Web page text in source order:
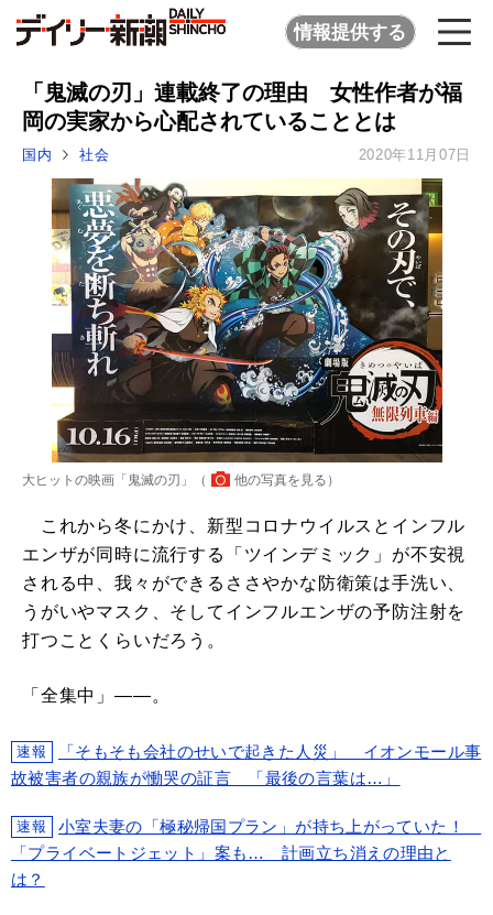
情報提供する
「鬼滅の刃」連載終了の理由 女性作者が福
岡の実家から心配されていることとは
国内 社会 2020年11月07日
大ヒットの映画「鬼滅の刃」（ 他の写真を見る ）
これから冬にかけ、新型コロナウイルスとインフル
エンザが同時に流行する「ツインデミック」が不安視
される中、我々ができるささやかな防衛策は手洗い、
うがいやマスク、そしてインフルエンザの予防注射を
打つことくらいだろう。
「全集中」――。
速報
「そもそも会社のせいで起きた人災」 イオンモール事
故被害者の親族が慟哭の証言 「最後の言葉は…」
速報
小室夫妻の「極秘帰国プラン」が持ち上がっていた！
「プライベートジェット」案も… 計画立ち消えの理由と
は？